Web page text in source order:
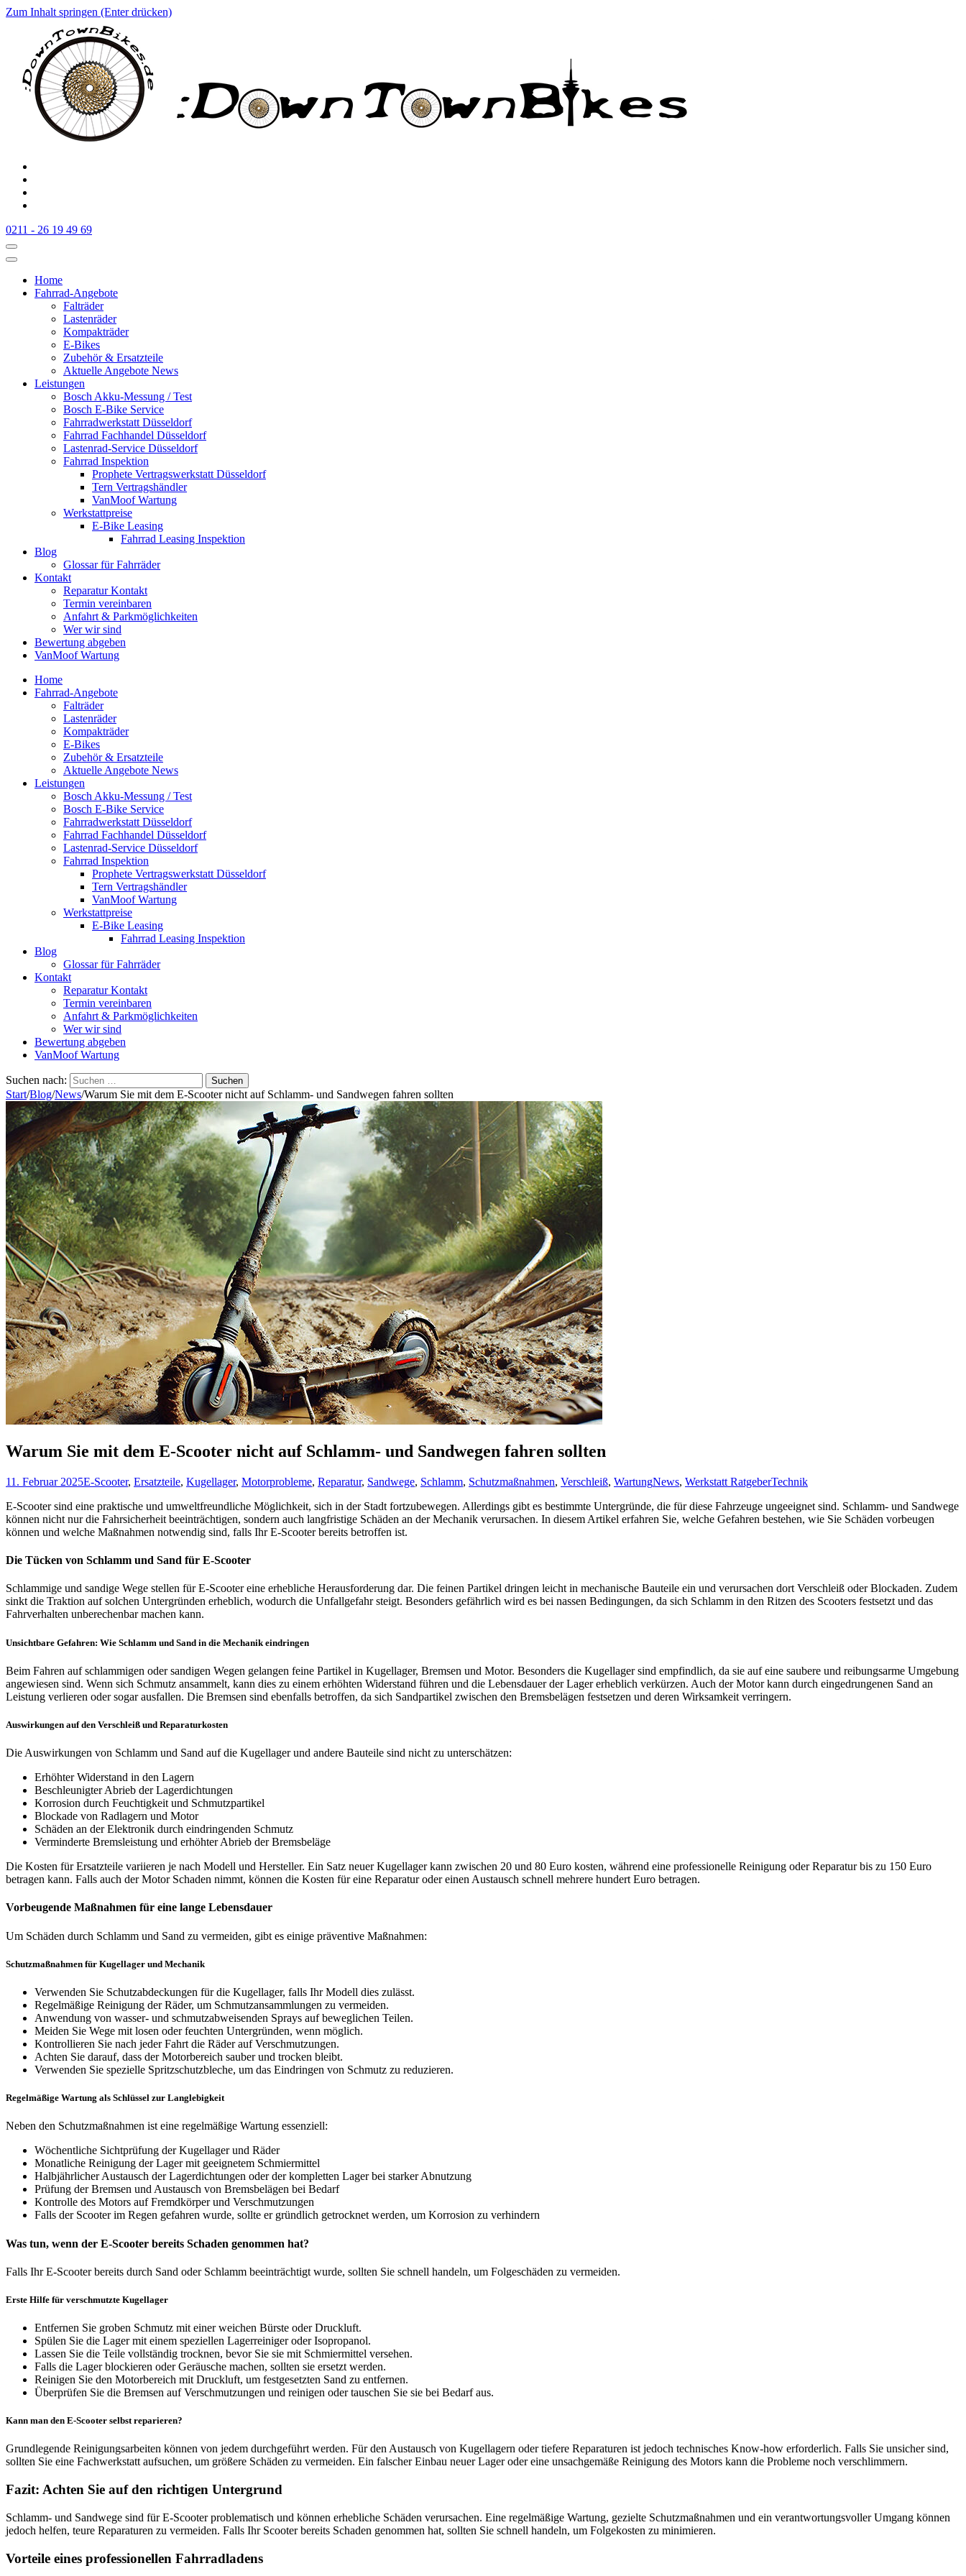
Zum Inhalt springen (Enter drücken)
:Downtownbikes
Der Fahrradladen in Düsseldorf am Hauptbahnhof
0211 - 26 19 49 69
Home
Fahrrad-Angebote
Falträder
Lastenräder
Kompakträder
E-Bikes
Zubehör & Ersatzteile
Aktuelle Angebote News
Leistungen
Bosch Akku-Messung / Test
Bosch E-Bike Service
Fahrradwerkstatt Düsseldorf
Fahrrad Fachhandel Düsseldorf
Lastenrad-Service Düsseldorf
Fahrrad Inspektion
Prophete Vertragswerkstatt Düsseldorf
Tern Vertragshändler
VanMoof Wartung
Werkstattpreise
E-Bike Leasing
Fahrrad Leasing Inspektion
Blog
Glossar für Fahrräder
Kontakt
Reparatur Kontakt
Termin vereinbaren
Anfahrt & Parkmöglichkeiten
Wer wir sind
Bewertung abgeben
VanMoof Wartung
Home
Fahrrad-Angebote
Falträder
Lastenräder
Kompakträder
E-Bikes
Zubehör & Ersatzteile
Aktuelle Angebote News
Leistungen
Bosch Akku-Messung / Test
Bosch E-Bike Service
Fahrradwerkstatt Düsseldorf
Fahrrad Fachhandel Düsseldorf
Lastenrad-Service Düsseldorf
Fahrrad Inspektion
Prophete Vertragswerkstatt Düsseldorf
Tern Vertragshändler
VanMoof Wartung
Werkstattpreise
E-Bike Leasing
Fahrrad Leasing Inspektion
Blog
Glossar für Fahrräder
Kontakt
Reparatur Kontakt
Termin vereinbaren
Anfahrt & Parkmöglichkeiten
Wer wir sind
Bewertung abgeben
VanMoof Wartung
Suchen nach:
Start/Blog/News/Warum Sie mit dem E-Scooter nicht auf Schlamm- und Sandwegen fahren sollten
Warum Sie mit dem E-Scooter nicht auf Schlamm- und Sandwegen fahren sollten
11. Februar 2025E-Scooter, Ersatzteile, Kugellager, Motorprobleme, Reparatur, Sandwege, Schlamm, Schutzmaßnahmen, Verschleiß, WartungNews, Werkstatt RatgeberTechnik
E-Scooter sind eine praktische und umweltfreundliche Möglichkeit, sich in der Stadt fortzubewegen. Allerdings gibt es bestimmte Untergründe, die für diese Fahrzeuge ungeeignet sind. Schlamm- und Sandwege
können nicht nur die Fahrsicherheit beeinträchtigen, sondern auch langfristige Schäden an der Mechanik verursachen. In diesem Artikel erfahren Sie, welche Gefahren bestehen, wie Sie Schäden vorbeugen
können und welche Maßnahmen notwendig sind, falls Ihr E-Scooter bereits betroffen ist.
Die Tücken von Schlamm und Sand für E-Scooter
Schlammige und sandige Wege stellen für E-Scooter eine erhebliche Herausforderung dar. Die feinen Partikel dringen leicht in mechanische Bauteile ein und verursachen dort Verschleiß oder Blockaden. Zudem
sinkt die Traktion auf solchen Untergründen erheblich, wodurch die Unfallgefahr steigt. Besonders gefährlich wird es bei nassen Bedingungen, da sich Schlamm in den Ritzen des Scooters festsetzt und das
Fahrverhalten unberechenbar machen kann.
Unsichtbare Gefahren: Wie Schlamm und Sand in die Mechanik eindringen
Beim Fahren auf schlammigen oder sandigen Wegen gelangen feine Partikel in Kugellager, Bremsen und Motor. Besonders die Kugellager sind empfindlich, da sie auf eine saubere und reibungsarme Umgebung
angewiesen sind. Wenn sich Schmutz ansammelt, kann dies zu einem erhöhten Widerstand führen und die Lebensdauer der Lager erheblich verkürzen. Auch der Motor kann durch eingedrungenen Sand an
Leistung verlieren oder sogar ausfallen. Die Bremsen sind ebenfalls betroffen, da sich Sandpartikel zwischen den Bremsbelägen festsetzen und deren Wirksamkeit verringern.
Auswirkungen auf den Verschleiß und Reparaturkosten
Die Auswirkungen von Schlamm und Sand auf die Kugellager und andere Bauteile sind nicht zu unterschätzen:
Erhöhter Widerstand in den Lagern
Beschleunigter Abrieb der Lagerdichtungen
Korrosion durch Feuchtigkeit und Schmutzpartikel
Blockade von Radlagern und Motor
Schäden an der Elektronik durch eindringenden Schmutz
Verminderte Bremsleistung und erhöhter Abrieb der Bremsbeläge
Die Kosten für Ersatzteile variieren je nach Modell und Hersteller. Ein Satz neuer Kugellager kann zwischen 20 und 80 Euro kosten, während eine professionelle Reinigung oder Reparatur bis zu 150 Euro
betragen kann. Falls auch der Motor Schaden nimmt, können die Kosten für eine Reparatur oder einen Austausch schnell mehrere hundert Euro betragen.
Vorbeugende Maßnahmen für eine lange Lebensdauer
Um Schäden durch Schlamm und Sand zu vermeiden, gibt es einige präventive Maßnahmen:
Schutzmaßnahmen für Kugellager und Mechanik
Verwenden Sie Schutzabdeckungen für die Kugellager, falls Ihr Modell dies zulässt.
Regelmäßige Reinigung der Räder, um Schmutzansammlungen zu vermeiden.
Anwendung von wasser- und schmutzabweisenden Sprays auf beweglichen Teilen.
Meiden Sie Wege mit losen oder feuchten Untergründen, wenn möglich.
Kontrollieren Sie nach jeder Fahrt die Räder auf Verschmutzungen.
Achten Sie darauf, dass der Motorbereich sauber und trocken bleibt.
Verwenden Sie spezielle Spritzschutzbleche, um das Eindringen von Schmutz zu reduzieren.
Regelmäßige Wartung als Schlüssel zur Langlebigkeit
Neben den Schutzmaßnahmen ist eine regelmäßige Wartung essenziell:
Wöchentliche Sichtprüfung der Kugellager und Räder
Monatliche Reinigung der Lager mit geeignetem Schmiermittel
Halbjährlicher Austausch der Lagerdichtungen oder der kompletten Lager bei starker Abnutzung
Prüfung der Bremsen und Austausch von Bremsbelägen bei Bedarf
Kontrolle des Motors auf Fremdkörper und Verschmutzungen
Falls der Scooter im Regen gefahren wurde, sollte er gründlich getrocknet werden, um Korrosion zu verhindern
Was tun, wenn der E-Scooter bereits Schaden genommen hat?
Falls Ihr E-Scooter bereits durch Sand oder Schlamm beeinträchtigt wurde, sollten Sie schnell handeln, um Folgeschäden zu vermeiden.
Erste Hilfe für verschmutzte Kugellager
Entfernen Sie groben Schmutz mit einer weichen Bürste oder Druckluft.
Spülen Sie die Lager mit einem speziellen Lagerreiniger oder Isopropanol.
Lassen Sie die Teile vollständig trocknen, bevor Sie sie mit Schmiermittel versehen.
Falls die Lager blockieren oder Geräusche machen, sollten sie ersetzt werden.
Reinigen Sie den Motorbereich mit Druckluft, um festgesetzten Sand zu entfernen.
Überprüfen Sie die Bremsen auf Verschmutzungen und reinigen oder tauschen Sie sie bei Bedarf aus.
Kann man den E-Scooter selbst reparieren?
Grundlegende Reinigungsarbeiten können von jedem durchgeführt werden. Für den Austausch von Kugellagern oder tiefere Reparaturen ist jedoch technisches Know-how erforderlich. Falls Sie unsicher sind,
sollten Sie eine Fachwerkstatt aufsuchen, um größere Schäden zu vermeiden. Ein falscher Einbau neuer Lager oder eine unsachgemäße Reinigung des Motors kann die Probleme noch verschlimmern.
Fazit: Achten Sie auf den richtigen Untergrund
Schlamm- und Sandwege sind für E-Scooter problematisch und können erhebliche Schäden verursachen. Eine regelmäßige Wartung, gezielte Schutzmaßnahmen und ein verantwortungsvoller Umgang können
jedoch helfen, teure Reparaturen zu vermeiden. Falls Ihr Scooter bereits Schaden genommen hat, sollten Sie schnell handeln, um Folgekosten zu minimieren.
Vorteile eines professionellen Fahrradladens